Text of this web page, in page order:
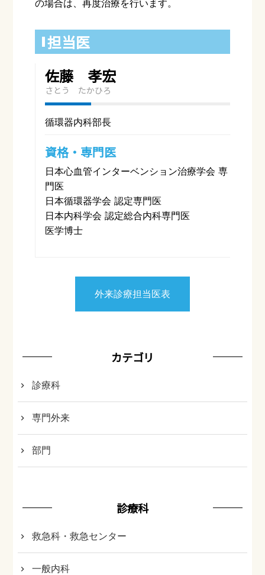
の場合は、再度治療を行います。
担当医
佐藤 孝宏
さとう たかひろ
循環器内科部長
資格・専門医
日本心血管インターベンション治療学会 専
門医
日本循環器学会 認定専門医
日本内科学会 認定総合内科専門医
医学博士
外来診療担当医表
カテゴリ
診療科
専門外来
部門
診療科
救急科・救急センター
一般内科